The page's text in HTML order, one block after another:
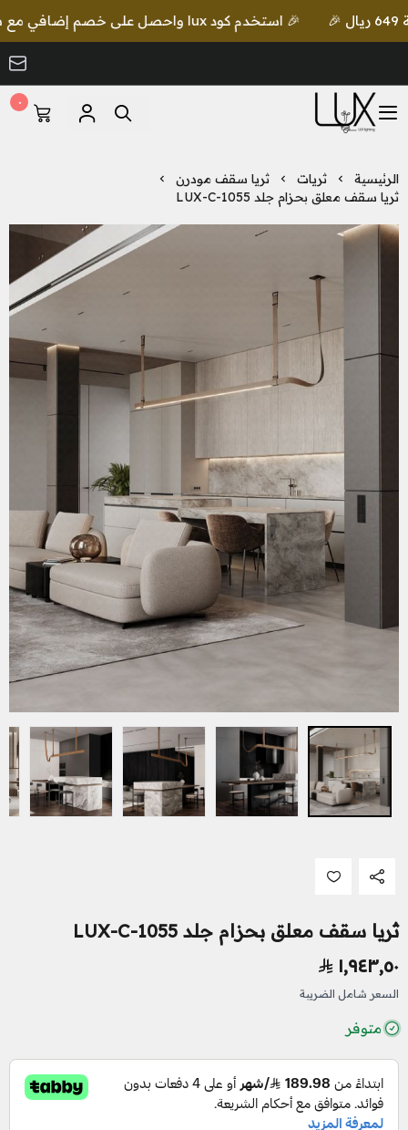
🎉 استخدم كود lux واحصل على خصم إضافي مع شحن مجاني للطلبات بقيمة 649 ريال 🎉
LUX Lighting
٠
الرئيسية ثريات
ثريا سقف مودرن
ثريا سقف معلق بحزام جلد LUX-C-1055
ثريا سقف معلق بحزام جلد LUX-C-1055
١٬٩٤٣٫٥٠
السعر شامل الضريبة
متوفر